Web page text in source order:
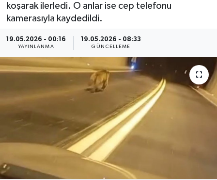
koşarak ilerledi. O anlar ise cep telefonu
kamerasıyla kaydedildi.
19.05.2026 - 00:16
YAYINLANMA
19.05.2026 - 08:33
GÜNCELLEME
Haber Arşivi